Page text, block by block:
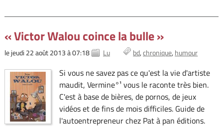
« Victor Walou coince la bulle »
le jeudi 22 août 2013 à 07:18 Lu bd chronique humour
Si vous ne savez pas ce qu'est la vie d'artiste
maudit, Vermine°¹ vous le raconte très bien.
C'est à base de bières, de pornos, de jeux
vidéos et de fins de mois difficiles. Guide de
l'autoentrepreneur chez Pat à pan éditions.